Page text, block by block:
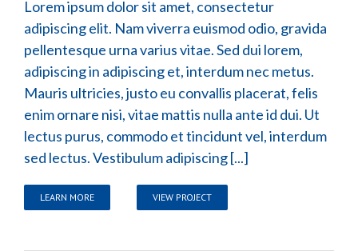
Lorem ipsum dolor sit amet, consectetur
adipiscing elit. Nam viverra euismod odio, gravida
pellentesque urna varius vitae. Sed dui lorem,
adipiscing in adipiscing et, interdum nec metus.
Mauris ultricies, justo eu convallis placerat, felis
enim ornare nisi, vitae mattis nulla ante id dui. Ut
lectus purus, commodo et tincidunt vel, interdum
sed lectus. Vestibulum adipiscing [...]
LEARN MORE VIEW PROJECT